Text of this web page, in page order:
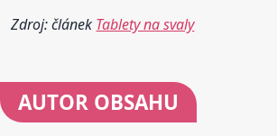
Zdroj: článek Tablety na svaly
AUTOR OBSAHU